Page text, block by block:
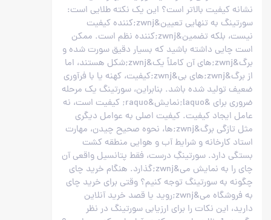
نشانه کیفیت بالاتر است؟ این یک نکته طلایی است:
سورتینگ به تنهایی تعیین&zwnj;کننده کیفیت
نیست، بلکه تضمین&zwnj;کننده نظم است. ممکن
است چایی داشته باشید که بسیار دقیق سورت شده و
برگ&zwnj;های آن کاملاً یک&zwnj;شکل هستند، اما
از برگ&zwnj;های بی&zwnj;کیفیت، کهنه یا با فرآوری
ضعیف تولید شده باشد. بنابراین، سورتینگ یک مرحله
ضروری برای &laquo;نمایش&raquo; کیفیت است، نه
عامل ایجاد کیفیت. کیفیت اصلی به عوامل دیگری
مثل تازگی برگ&zwnj;ها، نحوه صحیح چیدن، مهارت
استاد کارخانه و شرایط آب و هوایی منطقه کشت
بستگی دارد. سورتینگِ درست، فقط پتانسیل واقعی آن
چای را به نمایش می&zwnj;گذارد. هنگام خرید چای
چگونه به سورتینگ توجه کنیم؟ وقتی برای خرید چای
به فروشگاه می&zwnj;روید یا قصد خرید آنلاین
دارید، این نکات را برای ارزیابی سورتینگ در نظر